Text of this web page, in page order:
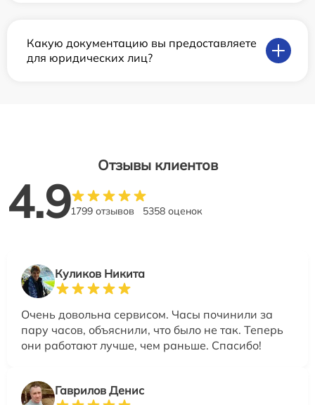
Какую документацию вы предоставляете
для юридических лиц?
Отзывы клиентов
4.91799 отзывов 5358 оценок
Куликов Никита
Очень довольна сервисом. Часы починили за
пару часов, объяснили, что было не так. Теперь
они работают лучше, чем раньше. Спасибо!
Гаврилов Денис